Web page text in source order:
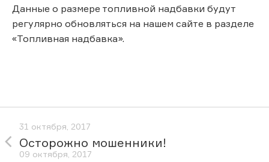
Данные о размере топливной надбавки будут
регулярно обновляться на нашем сайте в разделе
«Топливная надбавка».
31 октября, 2017
Осторожно мошенники!
09 октября, 2017